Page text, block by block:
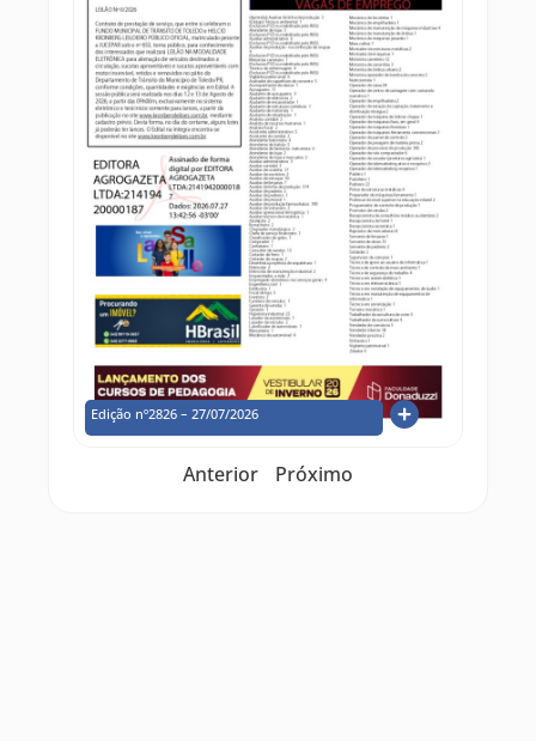
Edição nº2826 – 27/07/2026
Anterior Próximo